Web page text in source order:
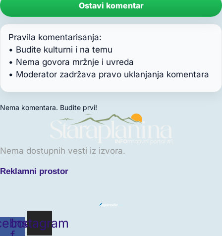
Ostavi komentar
Pravila komentarisanja:
• Budite kulturni i na temu
• Nema govora mržnje i uvreda
• Moderator zadržava pravo uklanjanja komentara
Nema komentara. Budite prvi!
Nema dostupnih vesti iz izvora.
Reklamni prostor
Instagram